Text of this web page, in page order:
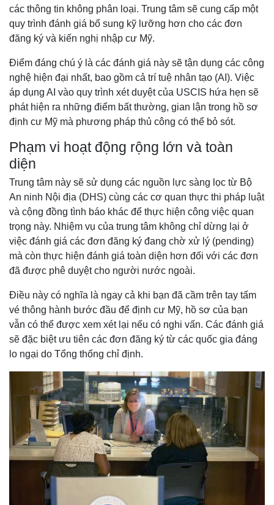
các thông tin không phân loại. Trung tâm sẽ cung cấp một
quy trình đánh giá bổ sung kỹ lưỡng hơn cho các đơn
đăng ký và kiến nghị nhập cư Mỹ.
Điểm đáng chú ý là các đánh giá này sẽ tận dụng các công
nghệ hiện đại nhất, bao gồm cả trí tuệ nhân tạo (AI). Việc
áp dụng AI vào quy trình xét duyệt của USCIS hứa hẹn sẽ
phát hiện ra những điểm bất thường, gian lận trong hồ sơ
định cư Mỹ mà phương pháp thủ công có thể bỏ sót.
Phạm vi hoạt động rộng lớn và toàn
diện
Trung tâm này sẽ sử dụng các nguồn lực sàng lọc từ Bộ
An ninh Nội địa (DHS) cùng các cơ quan thực thi pháp luật
và cộng đồng tình báo khác để thực hiện công việc quan
trọng này. Nhiệm vụ của trung tâm không chỉ dừng lại ở
việc đánh giá các đơn đăng ký đang chờ xử lý (pending)
mà còn thực hiện đánh giá toàn diện hơn đối với các đơn
đã được phê duyệt cho người nước ngoài.
Điều này có nghĩa là ngay cả khi bạn đã cầm trên tay tấm
vé thông hành bước đầu để định cư Mỹ, hồ sơ của bạn
vẫn có thể được xem xét lại nếu có nghi vấn. Các đánh giá
sẽ đặc biệt ưu tiên các đơn đăng ký từ các quốc gia đáng
lo ngại do Tổng thống chỉ định.